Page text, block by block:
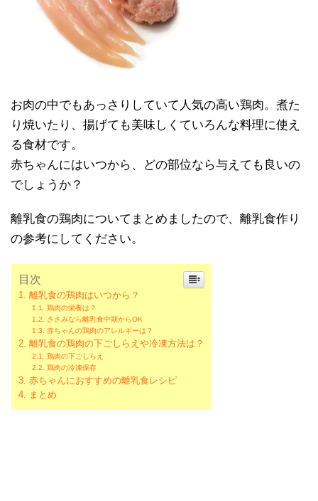
お肉の中でもあっさりしていて人気の高い鶏肉。煮た
り焼いたり、揚げても美味しくていろんな料理に使え
る食材です。
赤ちゃんにはいつから、どの部位なら与えても良いの
でしょうか？
離乳食の鶏肉についてまとめましたので、離乳食作り
の参考にしてください。
目次
離乳食の鶏肉はいつから？
鶏肉の栄養は？
ささみなら離乳食中期からOK
赤ちゃんの鶏肉のアレルギーは？
離乳食の鶏肉の下ごしらえや冷凍方法は？
鶏肉の下ごしらえ
鶏肉の冷凍保存
赤ちゃんにおすすめの離乳食レシピ
まとめ